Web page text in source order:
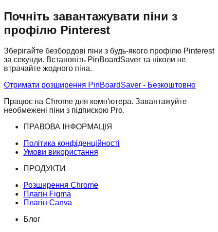
Почніть завантажувати піни з
профілю Pinterest
Зберігайте безбордові піни з будь-якого профілю Pinterest
за секунди. Встановіть PinBoardSaver та ніколи не
втрачайте жодного піна.
Отримати розширення PinBoardSaver - Безкоштовно
Працює на Chrome для комп'ютера. Завантажуйте
необмежені піни з підпискою Pro.
ПРАВОВА ІНФОРМАЦІЯ
Політика конфіденційності
Умови використання
ПРОДУКТИ
Розширення Chrome
Плагін Figma
Плагін Canva
Блог